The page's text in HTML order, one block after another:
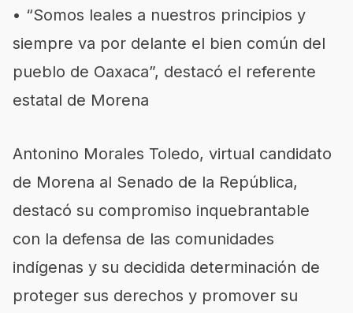
• “Somos leales a nuestros principios y
siempre va por delante el bien común del
pueblo de Oaxaca”, destacó el referente
estatal de Morena
Antonino Morales Toledo, virtual candidato
de Morena al Senado de la República,
destacó su compromiso inquebrantable
con la defensa de las comunidades
indígenas y su decidida determinación de
proteger sus derechos y promover su